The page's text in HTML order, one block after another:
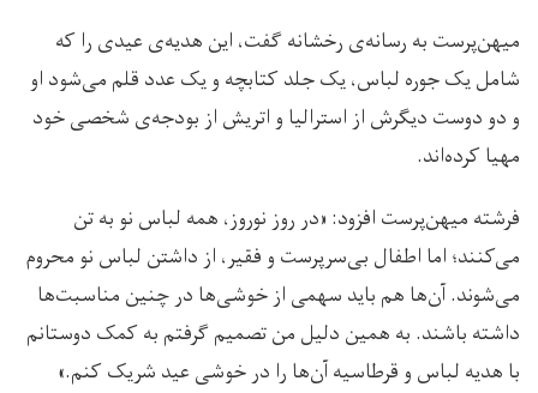
میهن‌پرست به رسانه‌ی رخشانه گفت، این هدیه‌ی عیدی را که
شامل یک جوره‌ لباس، یک جلد کتابچه و یک عدد قلم می‌شود او
و دو دوست دیگرش از استرالیا و اتریش از بودجه‌ی شخصی خود
مهیا کرده‌اند.
فرشته میهن‌پرست افزود: «در روز نوروز، همه لباس نو به تن
می‌کنند؛ اما اطفال بی‌سرپرست و فقیر، از داشتن لباس نو محروم
می‌شوند. آن‌ها هم باید سهمی از خوشی‌ها در چنین مناسبت‌ها
داشته باشند. به همین دلیل من تصمیم گرفتم به کمک دوستانم
با هدیه لباس و قرطاسیه آن‌ها را در خوشی عید شریک کنم.»